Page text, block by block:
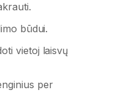
būdui.
vietoj laisvų
per